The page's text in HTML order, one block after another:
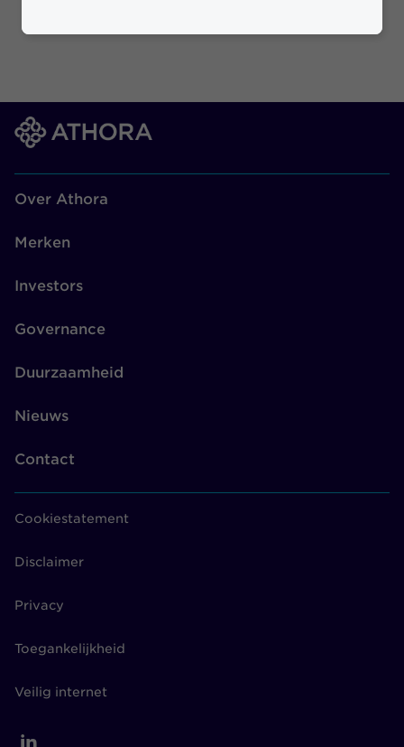
Over Athora
Merken
Investors
Governance
Duurzaamheid
Nieuws
Contact
Cookiestatement
Disclaimer
Privacy
Toegankelijkheid
Veilig internet